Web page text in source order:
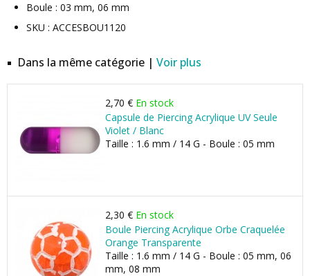
Boule : 03 mm, 06 mm
SKU : ACCESBOU1120
Dans la même catégorie | Voir plus
2,70 € En stock
Capsule de Piercing Acrylique UV Seule
Violet / Blanc
Taille : 1.6 mm / 14 G - Boule : 05 mm
2,30 € En stock
Boule Piercing Acrylique Orbe Craquelée
Orange Transparente
Taille : 1.6 mm / 14 G - Boule : 05 mm, 06
mm, 08 mm